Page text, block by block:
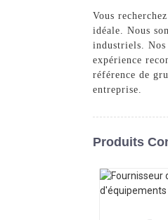
Vous
idéale. Nous
industriels.
expérience
référence de
entreprise.
Produits